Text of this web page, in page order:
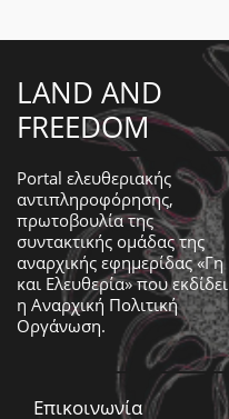
LAND AND
FREEDOM
Portal ελευθεριακής
αντιπληροφόρησης,
πρωτοβουλία της
συντακτικής ομάδας της
αναρχικής εφημερίδας «Γη
και Ελευθερία» που εκδίδει
η Αναρχική Πολιτική
Οργάνωση.
Επικοινωνία